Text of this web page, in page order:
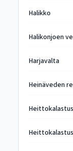
Halikko
Halikonjoen
Harjavalta
Heinäveden
Heittokalastus